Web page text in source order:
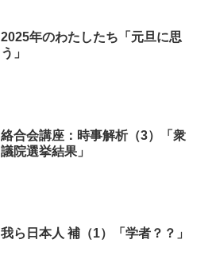
2025年のわたしたち「元旦に思
う」
絡合会講座：時事解析（3）「衆
議院選挙結果」
我ら日本人 補（1）「学者？？」